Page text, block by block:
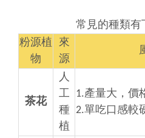
常見的種類有
粉源植
物
來
源
茶花
人
工
種
植
1.產量大，價
2.單吃口感較